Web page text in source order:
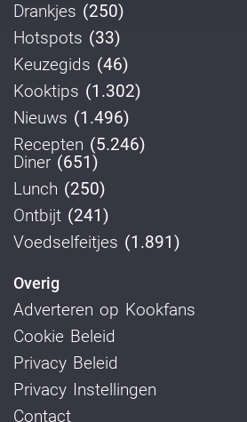
Drankjes (250)
Hotspots (33)
Keuzegids (46)
Kooktips (1.302)
Nieuws (1.496)
Recepten (5.246)
Diner (651)
Lunch (250)
Ontbijt (241)
Voedselfeitjes (1.891)
Overig
Adverteren op Kookfans
Cookie Beleid
Privacy Beleid
Privacy Instellingen
Contact